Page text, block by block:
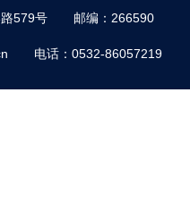
579号 邮编：266590
电话：0532-86057219